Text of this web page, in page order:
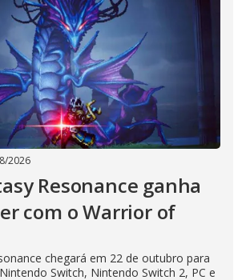
2026
Resonance ganha
com o Warrior of
chegará em 22 de outubro para
Switch, Nintendo Switch 2, PC e